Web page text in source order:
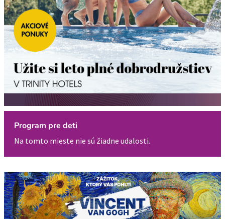
Program pre deti
Na tomto mieste nie sú žiadne udalosti.